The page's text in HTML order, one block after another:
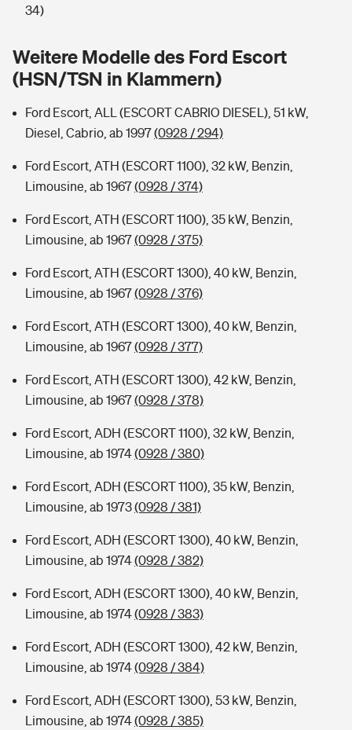
Tools
Hochwasser-Check: Wie gefährdet ist Ihr Haus?
Sie haben Fragen?
Handyversicherung
Private Cyberversicherung
Zur Übersicht
Kinderunfall-Check: Mehr Sicherheit für deine Kids
Typklassen: So ist Ihr Auto eingestuft
Sie haben Fragen?
Rentenrechner: Wie viel Geld bekomme ich im Alter?
34)
Weitere Modelle des Ford Escort
(HSN/TSN in Klammern)
Ford Escort, ALL (ESCORT CABRIO DIESEL), 51 kW,
Diesel, Cabrio, ab 1997(0928 / 294)
Ford Escort, ATH (ESCORT 1100), 32 kW, Benzin,
Limousine, ab 1967(0928 / 374)
Ford Escort, ATH (ESCORT 1100), 35 kW, Benzin,
Limousine, ab 1967(0928 / 375)
Ford Escort, ATH (ESCORT 1300), 40 kW, Benzin,
Limousine, ab 1967(0928 / 376)
Ford Escort, ATH (ESCORT 1300), 40 kW, Benzin,
Limousine, ab 1967(0928 / 377)
Ford Escort, ATH (ESCORT 1300), 42 kW, Benzin,
Limousine, ab 1967(0928 / 378)
Ford Escort, ADH (ESCORT 1100), 32 kW, Benzin,
Limousine, ab 1974(0928 / 380)
Ford Escort, ADH (ESCORT 1100), 35 kW, Benzin,
Limousine, ab 1973(0928 / 381)
Ford Escort, ADH (ESCORT 1300), 40 kW, Benzin,
Limousine, ab 1974(0928 / 382)
Ford Escort, ADH (ESCORT 1300), 40 kW, Benzin,
Limousine, ab 1974(0928 / 383)
Ford Escort, ADH (ESCORT 1300), 42 kW, Benzin,
Limousine, ab 1974(0928 / 384)
Ford Escort, ADH (ESCORT 1300), 53 kW, Benzin,
Limousine, ab 1974(0928 / 385)